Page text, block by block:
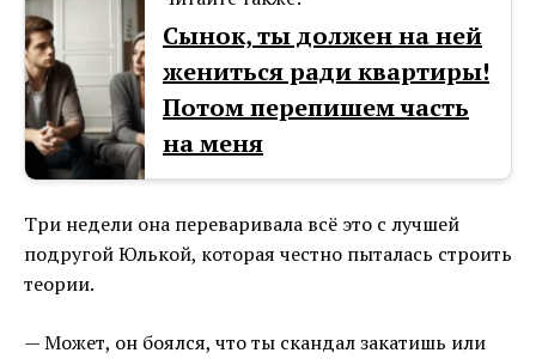
Сынок, ты должен на ней
жениться ради квартиры!
Потом перепишем часть
на меня
Три недели она переваривала всё это с лучшей
подругой Юлькой, которая честно пыталась строить
теории.
— Может, он боялся, что ты скандал закатишь или